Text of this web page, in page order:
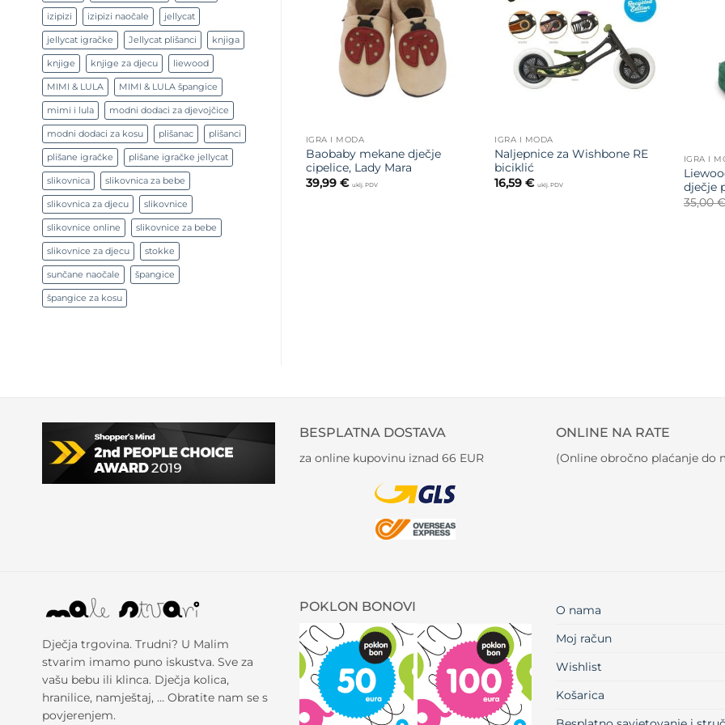
izipizi izipizi naočale jellycat
jellycat igračke Jellycat plišanci knjiga
knjige knjige za djecu liewood
MIMI & LULA MIMI & LULA špangice
mimi i lula modni dodaci za djevojčice
modni dodaci za kosu plišanac plišanci
plišane igračke plišane igračke jellycat
slikovnica slikovnica za bebe
slikovnica za djecu slikovnice
slikovnice online slikovnice za bebe
slikovnice za djecu stokke
sunčane naočale špangice
špangice za kosu
na listu
želja
IGRA I MODA
Baobaby mekane dječje
cipelice, Lady Mara
39,99 € uklj. PDV
na listu
želja
IGRA I MODA
Naljepnice za Wishbone RE
biciklić
16,59€ uklj. PDV
IGRA I
dječje
35,00€
BESPLATNA DOSTAVA
za online kupovinu iznad 66 EUR
ONLINE NA RATE
(Online obročno plaćanje do
Dječja trgovina. Trudni? U Malim
stvarim imamo puno iskustva. Sve za
vašu bebu ili klinca. Dječja kolica,
hranilice, namještaj, … Obratite nam se s
povjerenjem.
POKLON BONOVI
O nama
Moj račun
Wishlist
Košarica